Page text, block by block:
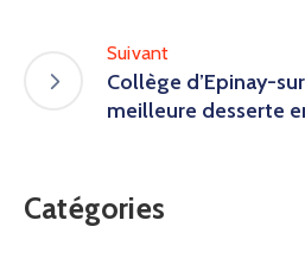
Suivant
Collège d’Epinay-
meilleure desserte
Catégories